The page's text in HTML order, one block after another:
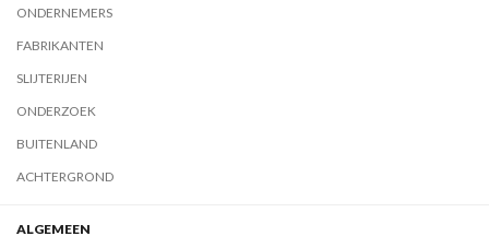
ONDERNEMERS
FABRIKANTEN
SLIJTERIJEN
ONDERZOEK
BUITENLAND
ACHTERGROND
ALGEMEEN